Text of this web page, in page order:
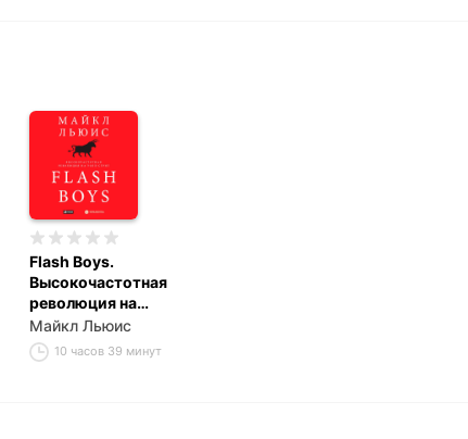
Flash Boys.
Высокочастотная
революция на
Уолл-стрит
Майкл Льюис
10 часов 39 минут